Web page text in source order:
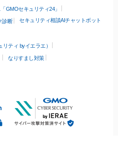
GMOセキュリティ24」
診断 セキュリティ相談AIチャットボット
ティ byイエラエ）
なりすまし対策